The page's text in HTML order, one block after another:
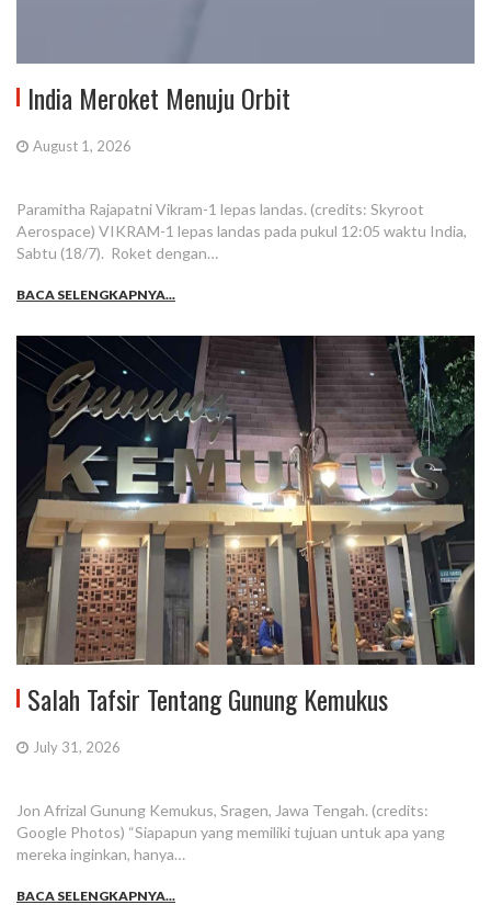
India Meroket Menuju Orbit
August 1, 2026
Paramitha Rajapatni Vikram-1 lepas landas. (credits: Skyroot
Aerospace) VIKRAM-1 lepas landas pada pukul 12:05 waktu India,
Sabtu (18/7). Roket dengan…
BACA SELENGKAPNYA...
Salah Tafsir Tentang Gunung Kemukus
July 31, 2026
Jon Afrizal Gunung Kemukus, Sragen, Jawa Tengah. (credits:
Google Photos) “Siapapun yang memiliki tujuan untuk apa yang
mereka inginkan, hanya…
BACA SELENGKAPNYA...